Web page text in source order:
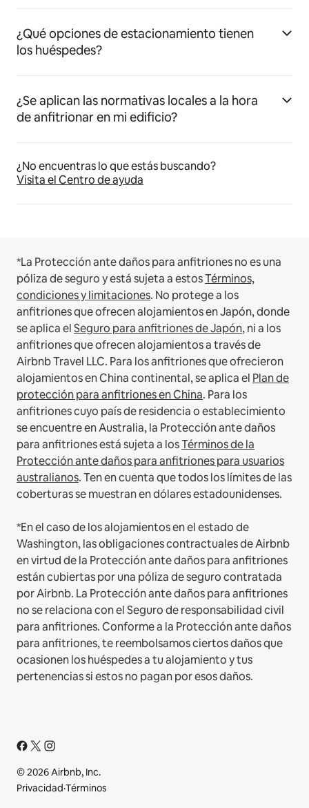
¿Qué opciones de estacionamiento tienen
los huéspedes?
¿Se aplican las normativas locales a la hora
de anfitrionar en mi edificio?
¿No encuentras lo que estás buscando?
Visita el Centro de ayuda
*La Protección ante daños para anfitriones no es una
póliza de seguro y está sujeta a estosTérminos,
condiciones y limitaciones. No protege a los
anfitriones que ofrecen alojamientos en Japón, donde
se aplica elSeguro para anfitriones de Japón, ni a los
anfitriones que ofrecen alojamientos a través de
Airbnb Travel LLC. Para los anfitriones que ofrecieron
alojamientos en China continental, se aplica el Plan de
protección para anfitriones en China. Para los
anfitriones cuyo país de residencia o establecimiento
se encuentre en Australia, la Protección ante daños
para anfitriones está sujeta a losTérminos de la
Protección ante daños para anfitriones para usuarios
australianos. Ten en cuenta que todos los límites de las
coberturas se muestran en dólares estadounidenses.
*En el caso de los alojamientos en el estado de
Washington, las obligaciones contractuales de Airbnb
en virtud de la Protección ante daños para anfitriones
están cubiertas por una póliza de seguro contratada
por Airbnb. La Protección ante daños para anfitriones
no se relaciona con el Seguro de responsabilidad civil
para anfitriones. Conforme a la Protección ante daños
para anfitriones, te reembolsamos ciertos daños que
ocasionen los huéspedes a tu alojamiento y tus
pertenencias si estos no pagan por esos daños.
© 2026 Airbnb, Inc.
Privacidad·Términos